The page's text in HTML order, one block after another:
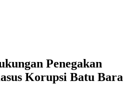
Penegakan
Korupsi Batu Bara